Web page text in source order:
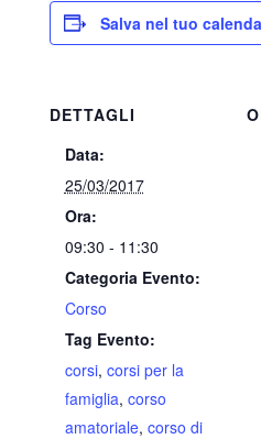
Salva nel tuo
DETTAGLI
Data:
25/03/2017
Ora:
09:30 - 11:30
Categoria Evento:
Corso
Tag Evento:
corsi, corsi per la
famiglia, corso
amatoriale, corso di